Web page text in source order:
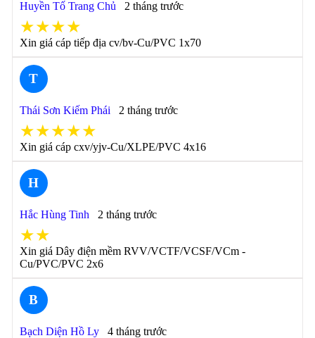
Huyền Tố Trang Chủ 2 tháng trước
★★★★
Xin giá cáp tiếp địa cv/bv-Cu/PVC 1x70
T
Thái Sơn Kiếm Phái 2 tháng trước
★★★★★
Xin giá cáp cxv/yjv-Cu/XLPE/PVC 4x16
H
Hắc Hùng Tinh 2 tháng trước
★★
Xin giá Dây điện mềm RVV/VCTF/VCSF/VCm -
Cu/PVC/PVC 2x6
B
Bạch Diện Hồ Ly 4 tháng trước